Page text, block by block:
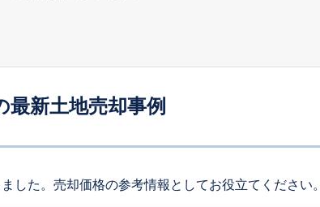
最新土地売却事例
した。売却価格の参考情報としてお役立てください。